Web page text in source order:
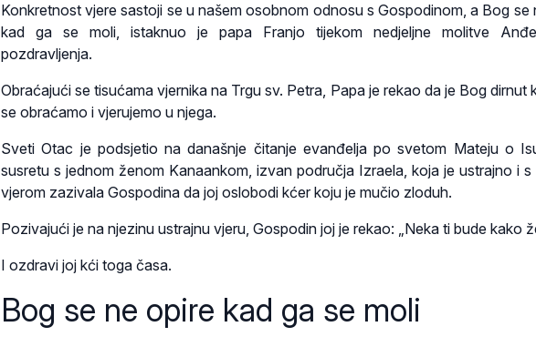
Konkretnost vjere sastoji se u našem osobnom odnosu s Gospodinom, a Bog se
kad ga se moli, istaknuo je papa Franjo tijekom nedjeljne molitve
pozdravljenja.
Obraćajući se tisućama vjernika na Trgu sv. Petra, Papa je rekao da je Bog dirnut
se obraćamo i vjerujemo u njega.
Sveti Otac je podsjetio na današnje čitanje evanđelja po svetom Mateju o
susretu s jednom ženom Kanaankom, izvan područja Izraela, koja je ustrajno i s
vjerom zazivala Gospodina da joj oslobodi kćer koju je mučio zloduh.
Pozivajući je na njezinu ustrajnu vjeru, Gospodin joj je rekao: „Neka ti bude kako
I ozdravi joj kći toga časa.
Bog se ne opire kad ga se moli